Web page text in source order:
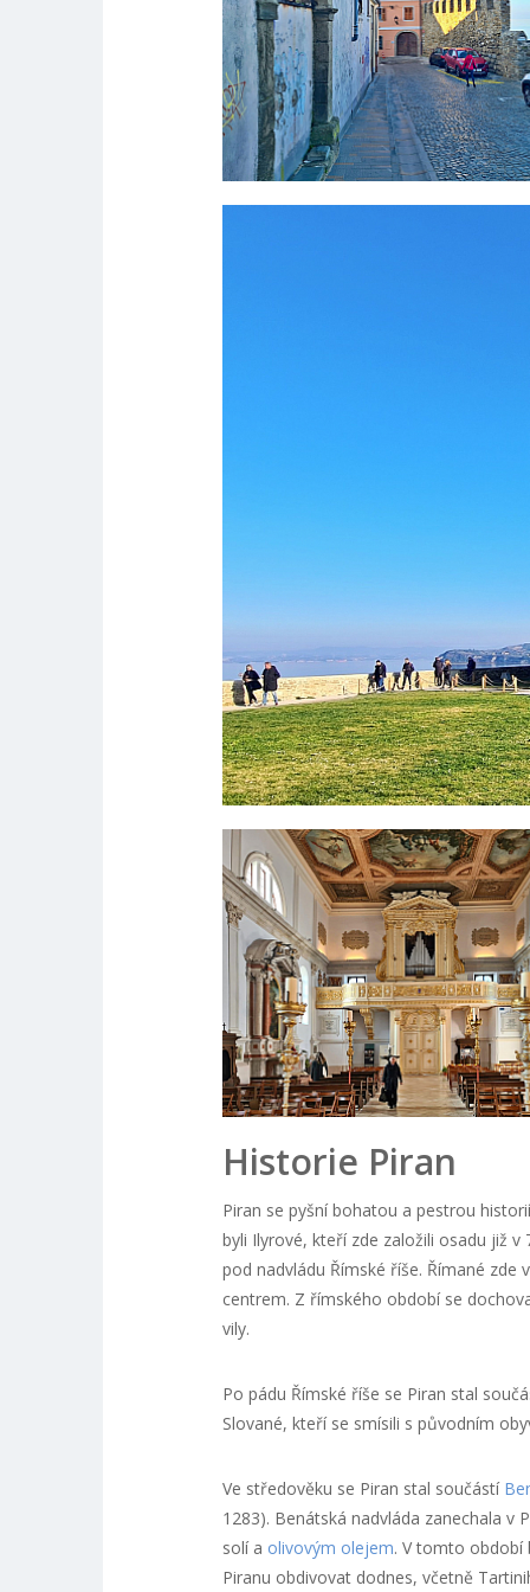
Historie Piran
Piran se pyšní bohatou a pestrou
byli Ilyrové, kteří zde založili osadu již
pod nadvládu Římské říše. Římané
centrem. Z římského období se
vily.
Po pádu Římské říše se Piran stal
Slované, kteří se smísili s původním
Ve středověku se Piran stal součástí
1283). Benátská nadvláda zanechala v
solí a olivovým olejem. V tomto období
Piranu obdivovat dodnes, včetně